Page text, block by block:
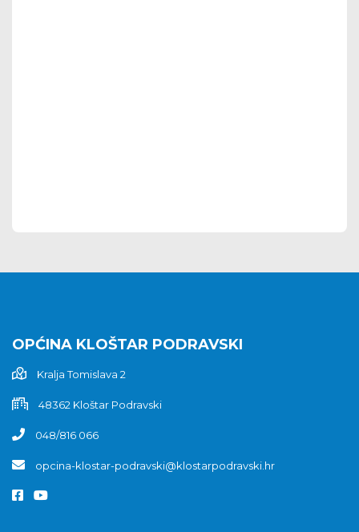
OPĆINA KLOŠTAR PODRAVSKI
Kralja Tomislava 2
48362 Kloštar Podravski
048/816 066
opcina-klostar-podravski@klostarpodravski.hr